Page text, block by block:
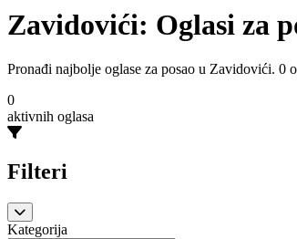
Zavidovići: Oglasi za
Pronađi najbolje oglase za posao u Zavidovići. 0
0
aktivnih oglasa
Filteri
Kategorija